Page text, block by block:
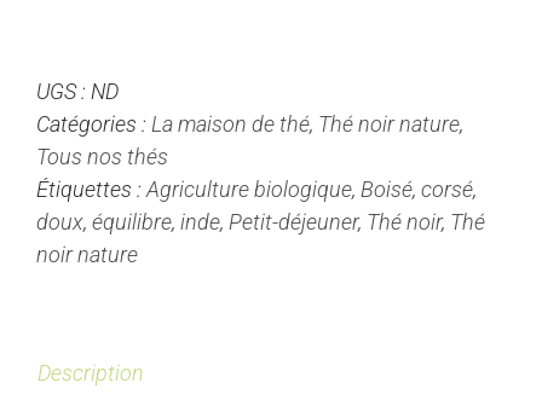
Thé
Noir
d'Inde
Nature
UGS : ND
Catégories : La maison de thé, Thé noir nature,
Tous nos thés
Étiquettes :Agriculture biologique, Boisé, corsé,
doux, équilibre, inde, Petit-déjeuner, Thé noir, Thé
noir nature
Description